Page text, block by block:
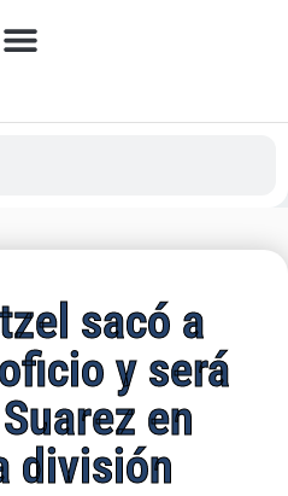
sacó a
y será
en
división